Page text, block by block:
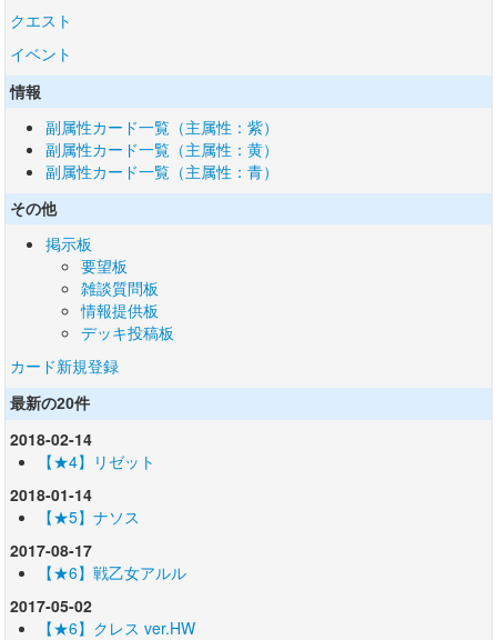
クエスト
イベント
情報
副属性カード一覧（主属性：紫）
副属性カード一覧（主属性：黄）
副属性カード一覧（主属性：青）
その他
掲示板
要望板
雑談質問板
情報提供板
デッキ投稿板
カード新規登録
最新の20件
2018-02-14
【★4】リゼット
2018-01-14
【★5】ナソス
2017-08-17
【★6】戦乙女アルル
2017-05-02
【★6】クレス ver.HW